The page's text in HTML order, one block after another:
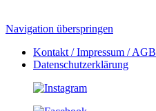
Navigation überspringen
Kontakt / Impressum / AGB
Datenschutzerklärung